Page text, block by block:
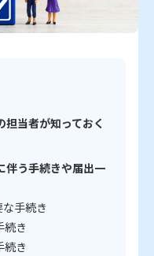
当者が知っておく
伴う手続きや届出一
手続き
続き
続き